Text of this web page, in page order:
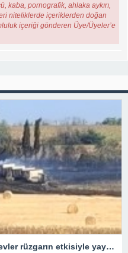
kaba, pornografik, ahlaka aykırı,
niteliklerde içeriklerden doğan
içeriği gönderen Üye/Üyeler’e
Lüleburgaz’da tarla yangını: Alevler rüzgarın etkisiyle yayıldı